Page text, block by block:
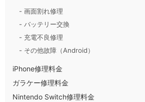
- 画面割れ修理
- バッテリー交換
- 充電不良修理
- その他故障（Android）
iPhone修理料金
ガラケー修理料金
Nintendo Switch修理料金